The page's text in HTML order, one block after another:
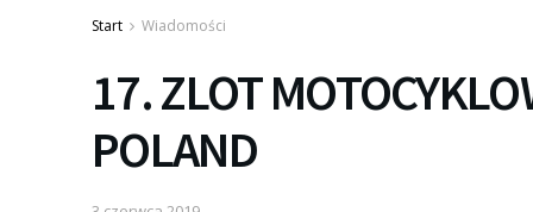
Start Wiadomości
17. ZLOT
POLAND